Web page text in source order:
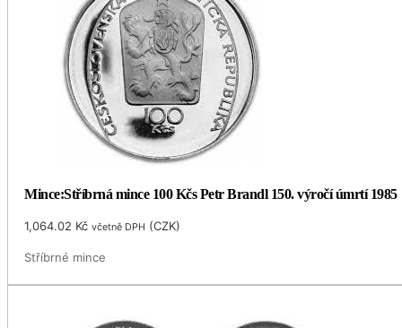
Mince:Stříbrná mince 100 Kčs Petr Brandl 150. výročí úmrtí 1985
1,064.02 Kč včetně DPH (CZK)
Stříbrné mince